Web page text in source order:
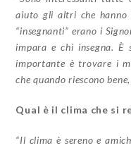
aiuto gli altri che hanno
“insegnanti” erano i
impara e chi insegna. È
importante è trovare i
che quando riescono
Qual è il clima che si
“Il clima è sereno e